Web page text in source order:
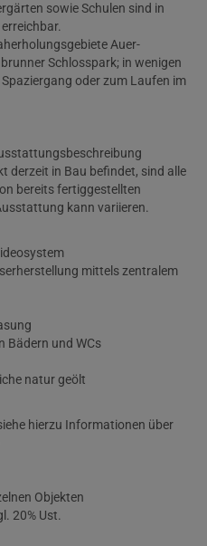
sowie Schulen sind in
Auer-
Schlosspark; in wenigen
oder zum Laufen im
derzeit in Bau befindet, sind alle
bereits fertiggestellten
kann variieren.
mittels zentralem
Bädern und WCs
natur geölt
hierzu Informationen über
Objekten
20% Ust.